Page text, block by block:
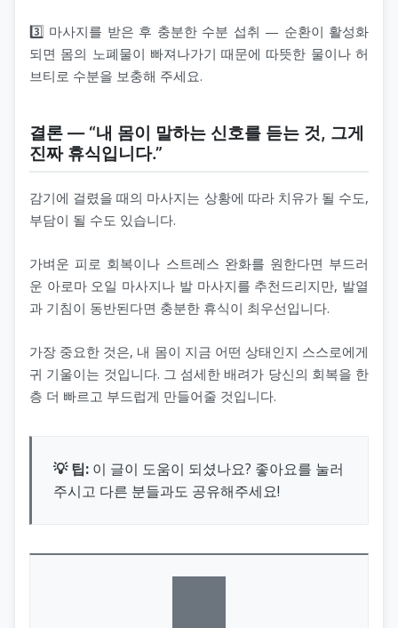
3️⃣ 마사지를 받은 후 충분한 수분 섭취 — 순환이 활성화
되면 몸의 노폐물이 빠져나가기 때문에 따뜻한 물이나 허
브티로 수분을 보충해 주세요.
결론 — “내 몸이 말하는 신호를 듣는 것, 그게
진짜 휴식입니다.”
감기에 걸렸을 때의 마사지는 상황에 따라 치유가 될 수도,
부담이 될 수도 있습니다.
가벼운 피로 회복이나 스트레스 완화를 원한다면 부드러
운 아로마 오일 마사지나 발 마사지를 추천드리지만, 발열
과 기침이 동반된다면 충분한 휴식이 최우선입니다.
가장 중요한 것은, 내 몸이 지금 어떤 상태인지 스스로에게
귀 기울이는 것입니다. 그 섬세한 배려가 당신의 회복을 한
층 더 빠르고 부드럽게 만들어줄 것입니다.
💡 팁: 이 글이 도움이 되셨나요? 좋아요를 눌러
주시고 다른 분들과도 공유해주세요!